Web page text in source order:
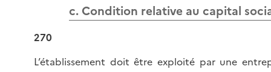
c. Condition relative au capital
270
L’établissement doit être exploité par une